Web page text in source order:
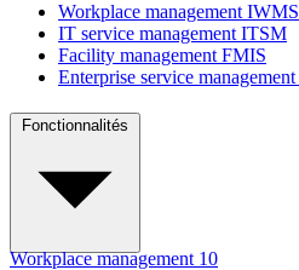
Workplace management IWMS
IT service management ITSM
Facility management FMIS
Enterprise service management
Workplace management 10